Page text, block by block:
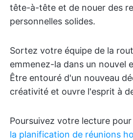
tête-à-tête et de nouer des
personnelles solides.
Sortez votre équipe de la
emmenez-la dans un nouvel
Être entouré d'un nouveau
créativité et ouvre l'esprit à
Poursuivez votre lecture
la planification de réunions